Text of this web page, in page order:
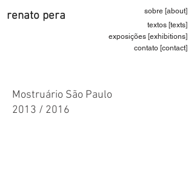
renato pera
sobre [about]
textos [texts]
exposições [exhibitions]
contato [contact]
Mostruário São Paulo
2013 / 2016